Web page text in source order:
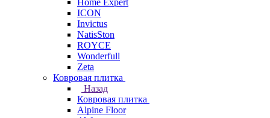
Home Expert
ICON
Invictus
NatisSton
ROYCE
Wonderfull
Zeta
Ковровая плитка
Назад
Ковровая плитка
Alpine Floor